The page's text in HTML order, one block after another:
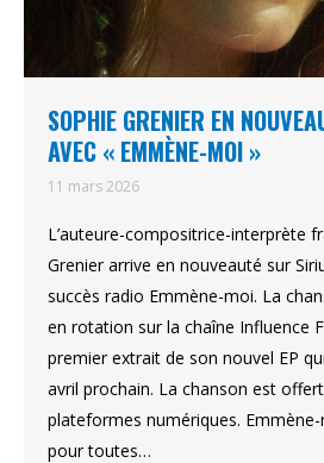
SOPHIE GRENIER EN
AVEC « EMMÈNE-MOI »
11 mars 2026
L’auteure-compositrice-interprète
Grenier arrive en nouveauté sur
succès radio Emmène-moi. La
en rotation sur la chaîne Influence
premier extrait de son nouvel EP
avril prochain. La chanson est
plateformes numériques. Emmène-
pour toutes…